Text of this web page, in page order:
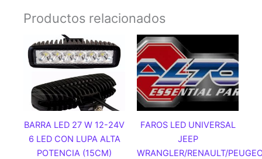
Productos relacionados
BARRA LED 27 W 12-24V
6 LED CON LUPA ALTA
POTENCIA (15CM)
FAROS LED UNIVERSAL
JEEP
WRANGLER/RENAULT/